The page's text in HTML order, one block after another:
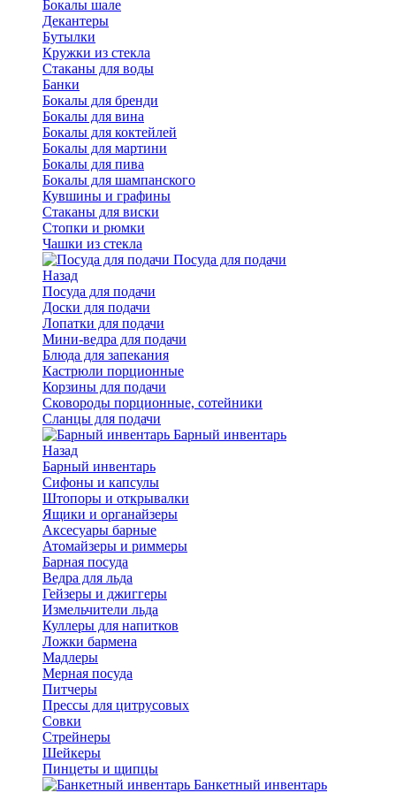
Бокалы шале
Декантеры
Бутылки
Кружки из стекла
Стаканы для воды
Банки
Бокалы для бренди
Бокалы для вина
Бокалы для коктейлей
Бокалы для мартини
Бокалы для пива
Бокалы для шампанского
Кувшины и графины
Стаканы для виски
Стопки и рюмки
Чашки из стекла
Посуда для подачи
Назад
Посуда для подачи
Доски для подачи
Лопатки для подачи
Мини-ведра для подачи
Блюда для запекания
Кастрюли порционные
Корзины для подачи
Сковороды порционные, сотейники
Сланцы для подачи
Барный инвентарь
Назад
Барный инвентарь
Сифоны и капсулы
Штопоры и открывалки
Ящики и органайзеры
Аксесуары барные
Атомайзеры и риммеры
Барная посуда
Ведра для льда
Гейзеры и джиггеры
Измельчители льда
Куллеры для напитков
Ложки бармена
Мадлеры
Мерная посуда
Питчеры
Прессы для цитрусовых
Совки
Стрейнеры
Шейкеры
Пинцеты и щипцы
Банкетный инвентарь